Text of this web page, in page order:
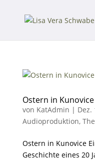
Ostern in Kunovice
von KatAdmin | Dez.
Audioproduktion,
Ostern in Kunovice
Geschichte eines 20